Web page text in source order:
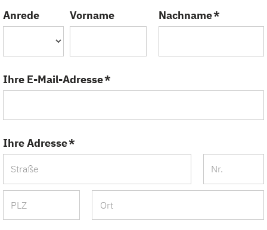
Anrede Vorname Nachname *
Ihre E-Mail-Adresse *
Ihre Adresse *